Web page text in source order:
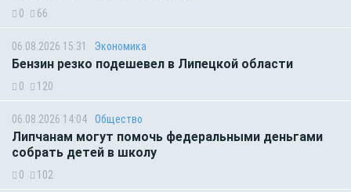
0 66
06.08.2026 15:31 Экономика
Бензин резко подешевел в Липецкой области
0 120
06.08.2026 14:04 Общество
Липчанам могут помочь федеральными деньгами
собрать детей в школу
0 102